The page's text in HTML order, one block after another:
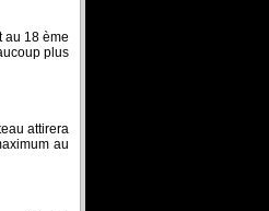
au 18 ème
plus
attirera
au